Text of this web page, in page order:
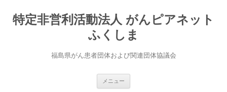
テ
ン
特定非営利活動法人 がんピアネット
ふくしま
福島県がん患者団体および関連団体協議会
メニュー